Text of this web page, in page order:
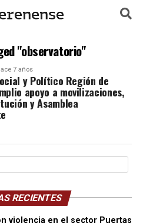
"observatorio"
7 años
y Político Región de
apoyo a movilizaciones,
y Asamblea
RECIENTES
violencia en el sector Puertas